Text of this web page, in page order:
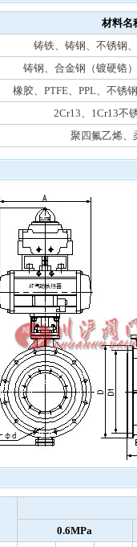
材料名
铸铁、铸钢、不锈钢
铸钢、合金钢（镀硬铬
橡胶、PTFE、PPL、不锈
2Cr13、1Cr13不
聚四氟乙烯、
0.6MPa